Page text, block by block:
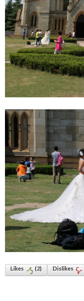
Likes (2) Dislikes